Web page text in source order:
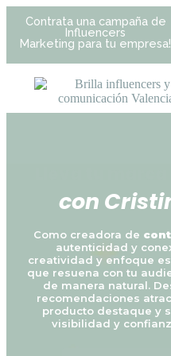
Contrata una campaña de
Influencers
Marketing para tu empresa!
con Cristi
Como creadora de
autenticidad y
creatividad y enfoque
que resuena con tu
de manera natural.
recomendaciones
producto destaque y
visibilidad y